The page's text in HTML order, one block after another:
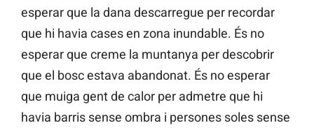
esperar que la dana descarregue per recordar
que hi havia cases en zona inundable. És no
esperar que creme la muntanya per descobrir
que el bosc estava abandonat. És no esperar
que muiga gent de calor per admetre que hi
havia barris sense ombra i persones soles sense